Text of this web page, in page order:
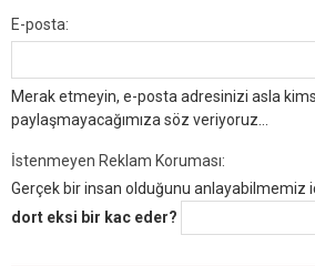
E-posta:
Merak etmeyin, e-posta adresinizi asla
paylaşmayacağımıza söz veriyoruz...
İstenmeyen Reklam Koruması:
Gerçek bir insan olduğunu anlayabilmemiz
dort eksi bir kac eder?